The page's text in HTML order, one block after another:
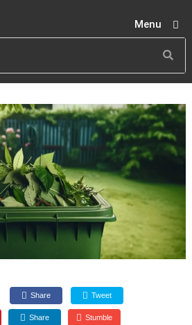
Menu
Share Tweet
Share Stumble